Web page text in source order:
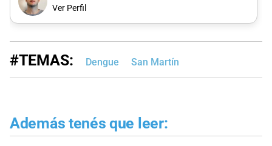
Ver Perfil
#TEMAS: Dengue San Martín
Además tenés que leer: